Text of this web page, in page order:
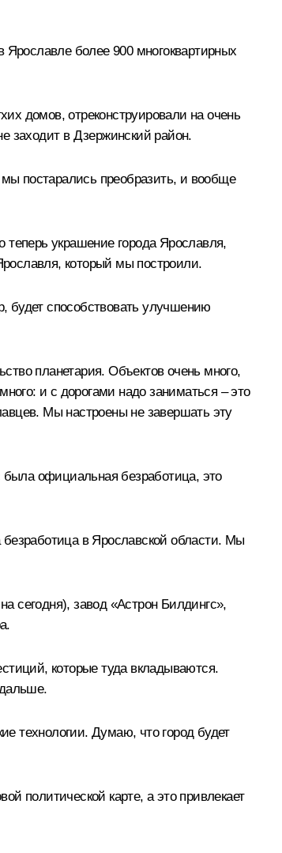
более 900 многоквартирных
домов, отреконструировали на очень
заходит в Дзержинский район.
постарались преобразить, и вообще
теперь украшение города Ярославля,
который мы построили.
будет способствовать улучшению
планетария. Объектов очень много,
и с дорогами надо заниматься – это
Мы настроены не завершать эту
была официальная безработица, это
в Ярославской области. Мы
сегодня), завод «Астрон Билдингс»,
которые туда вкладываются.
технологии. Думаю, что город будет
политической карте, а это привлекает